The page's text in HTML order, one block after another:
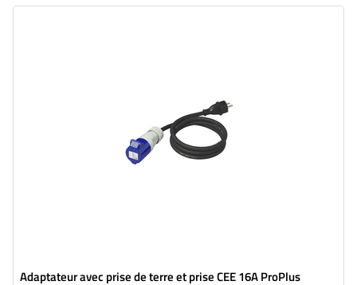
Adaptateur avec prise de terre et prise CEE 16A ProPlus